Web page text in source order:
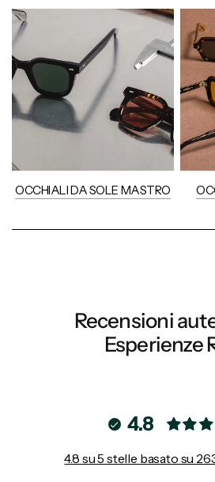
OCCHIALI DA SOLE MASTRO
Recensioni
Esperienze
4.8
4.8 su 5 stelle basato su